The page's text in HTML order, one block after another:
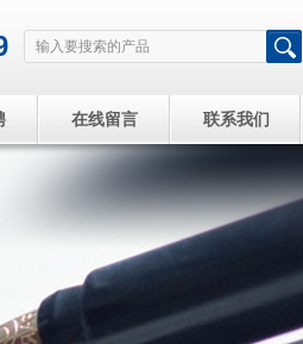
在线留言 联系我们